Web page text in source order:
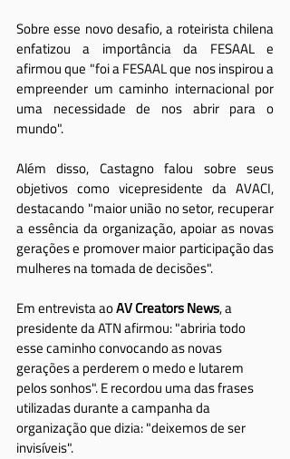
Sobre esse novo desafio, a roteirista chilena
enfatizou a importância da FESAAL e
afirmou que "foi a FESAAL que nos inspirou a
empreender um caminho internacional por
uma necessidade de nos abrir para o
mundo".
Além disso, Castagno falou sobre seus
objetivos como vicepresidente da AVACI,
destacando "maior união no setor, recuperar
a essência da organização, apoiar as novas
gerações e promover maior participação das
mulheres na tomada de decisões".
Em entrevista ao AV Creators News, a
presidente da ATN afirmou: "abriria todo
esse caminho convocando as novas
gerações a perderem o medo e lutarem
pelos sonhos". E recordou uma das frases
utilizadas durante a campanha da
organização que dizia: "deixemos de ser
invisíveis".